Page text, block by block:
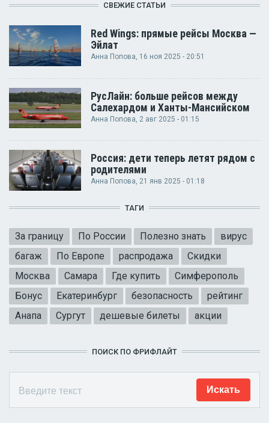
СВЕЖИЕ СТАТЬИ
Red Wings: прямые рейсы Москва —
Эйлат
Анна Попова, 16 ноя 2025 - 20:51
РусЛайн: больше рейсов между
Салехардом и Ханты-Мансийском
Анна Попова , 2 авг 2025 - 01:15
Россия: дети теперь летят рядом с
родителями
Анна Попова, 21 янв 2025 - 01:18
ТАГИ
За границу По России Полезно знать
вирус
багаж
По Европе распродажа
Скидки
Москва
Самара Где купить
Симферополь
Бонус
Екатеринбург безопасность
рейтинг
Анапа
Сургут дешевые билеты акции
ПОИСК ПО ФРИФЛАЙТ